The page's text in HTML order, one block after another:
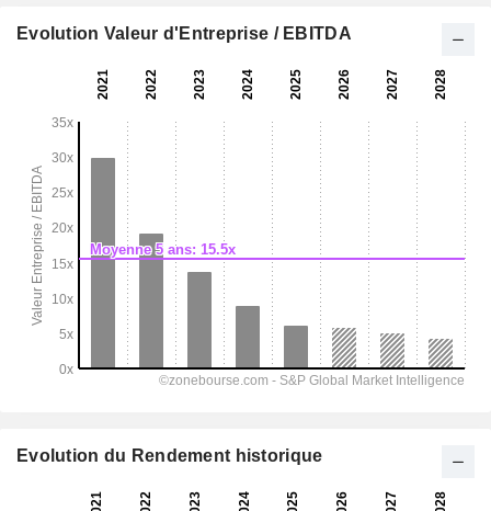
Evolution Valeur d'Entreprise / EBITDA
Evolution du Rendement historique